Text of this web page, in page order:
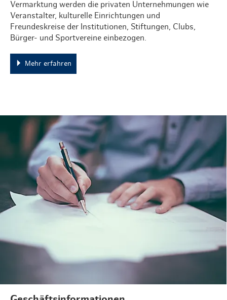
Vermarktung werden die privaten Unternehmungen wie
Veranstalter, kulturelle Einrichtungen und
Freundeskreise der Institutionen, Stiftungen, Clubs,
Bürger- und Sportvereine einbezogen.
Mehr erfahren